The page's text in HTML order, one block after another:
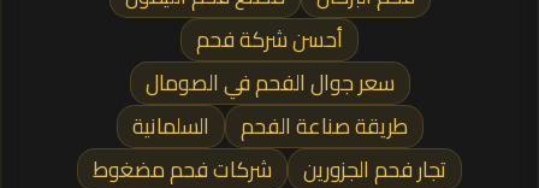
أحسن شركة فحم
سعر جوال الفحم في الصومال
طريقة صناعة الفحم
السلمانية
تجار فحم الجزورين
شركات فحم مضغوط